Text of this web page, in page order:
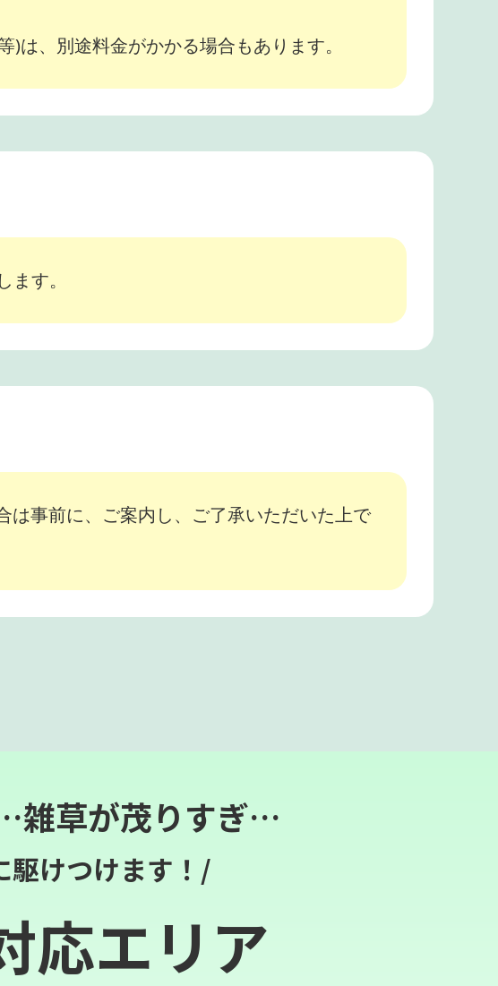
は、別途料金がかかる場合もあります。
す。
は事前に、ご案内し、ご了承いただいた上で
雑草が茂りすぎ…
駆けつけます！/
応エリア